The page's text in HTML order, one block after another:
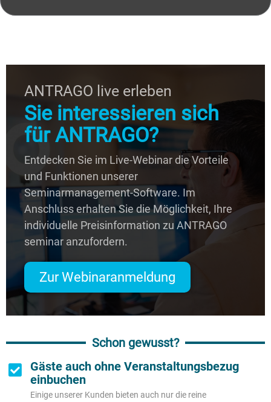
ANTRAGO live erleben
Sie interessieren sich
für ANTRAGO?
Entdecken Sie im Live-Webinar die Vorteile
und Funktionen unserer
Seminarmanagement-Software. Im
Anschluss erhalten Sie die Möglichkeit, Ihre
individuelle Preisinformation zu ANTRAGO
seminar anzufordern.
Zur Webinaranmeldung
Schon gewusst?
Gäste auch ohne Veranstaltungsbezug
einbuchen
Einige unserer Kunden bieten auch nur die reine